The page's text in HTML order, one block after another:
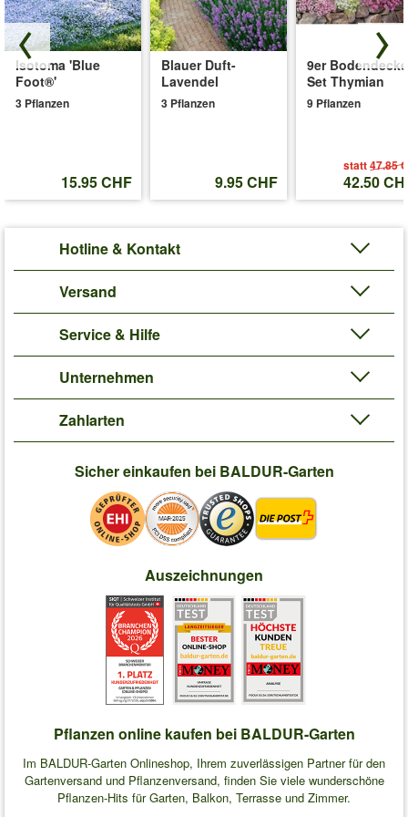
Rosen & Pflanzen in Ihrem Garten sollte 40-60 cm betragen.
(Rosa Hybride)
Art.-Nr.:6593
Liefergrösse:
wurzelnackt, 3 triebige A-Qualität
'Parfum-Rose 'Henri Delbard®''
Isotoma 'Blue
Foot®'
3 Pflanzen
15.95 CHF
Blauer Duft-
Lavendel
3 Pflanzen
9.95 CHF
9er
Set Thymian
9 Pflanzen
statt47.85
42.50
Hotline & Kontakt
Versand
Service & Hilfe
Unternehmen
Zahlarten
Sicher einkaufen bei BALDUR-Garten
Auszeichnungen
Pflanzen online kaufen bei BALDUR-Garten
Im BALDUR-Garten Onlineshop, Ihrem zuverlässigen Partner für den
Gartenversand und Pflanzenversand, finden Sie viele wunderschöne
Pflanzen-Hits für Garten, Balkon, Terrasse und Zimmer.